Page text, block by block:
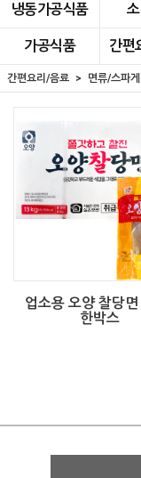
냉동가공식품
가공식품 간편
간편요리/음료 면류/스파게
업소용 오양 찰당
한박스